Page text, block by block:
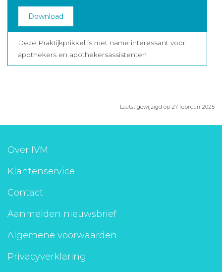
Download
Deze Praktijkprikkel is met name interessant voor
apothekers en apothekersassistenten
Laatst gewijzigd op 27 februari 2025
Over IVM
Klantenservice
Contact
Aanmelden nieuwsbrief
Algemene voorwaarden
Privacyverklaring